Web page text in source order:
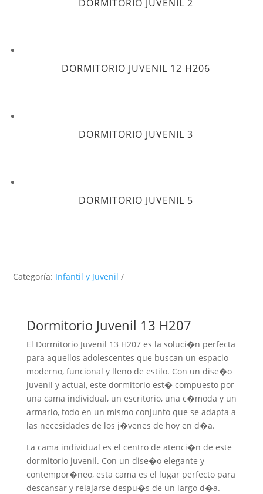
DORMITORIO JUVENIL 2
DORMITORIO JUVENIL 12 H206
DORMITORIO JUVENIL 3
DORMITORIO JUVENIL 5
Categoría: Infantil y Juvenil
Dormitorio Juvenil 13 H207
El Dormitorio Juvenil 13 H207 es la soluci�n perfecta
para aquellos adolescentes que buscan un espacio
moderno, funcional y lleno de estilo. Con un dise�o
juvenil y actual, este dormitorio est� compuesto por
una cama individual, un escritorio, una c�moda y un
armario, todo en un mismo conjunto que se adapta a
las necesidades de los j�venes de hoy en d�a.
La cama individual es el centro de atenci�n de este
dormitorio juvenil. Con un dise�o elegante y
contempor�neo, esta cama es el lugar perfecto para
descansar y relajarse despu�s de un largo d�a.